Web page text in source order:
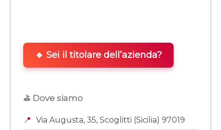
🔹 Sei il titolare dell’azienda?
⛳ Dove siamo
📍
Via Augusta, 35, Scoglitti (Sicilia) 97019